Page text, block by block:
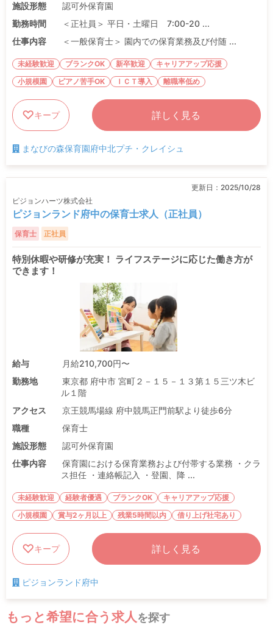
施設形態
認可外保育園
勤務時間
＜正社員＞ 平日・土曜日 7:00-20 ...
仕事内容
＜一般保育士＞ 園内での保育業務及び付随 ...
未経験歓迎 ブランクOK 新卒歓迎
キャリアアップ応援
小規模園
ピアノ苦手OK ＩＣＴ導入 離職率低め
キープ 詳しく見る
まなびの森保育園府中北プチ・クレイシュ
更新日： 2025/10/28
ピジョンハーツ株式会社
ピジョンランド府中の保育士求人（正社員）
保育士 正社員
特別休暇や研修が充実！ ライフステージに応じた働き方が
できます！
給与
月給210,700円〜
勤務地
東京都 府中市 宮町２－１５－１３第１５三ツ木ビ
ル１階
アクセス
京王競馬場線 府中競馬正門前駅より徒歩6分
職種
保育士
施設形態
認可外保育園
仕事内容
保育園における保育業務および付帯する業務 ・クラ
ス担任 ・連絡帳記入 ・登園、降 ...
未経験歓迎 経験者優遇 ブランクOK
キャリアアップ応援
小規模園
賞与2ヶ月以上 残業5時間以内 借り上げ社宅あり
キープ 詳しく見る
ピジョンランド府中
もっと希望に合う求人 を探す